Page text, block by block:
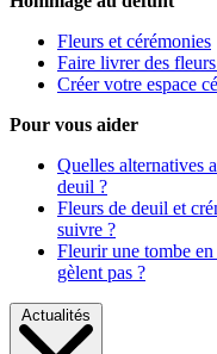
Fleurs et cérémonies
Faire livrer des
Créer votre espace
Pour vous aider
Quelles alternatives
deuil ?
Fleurs de deuil et
suivre ?
Fleurir une tombe
gèlent pas ?
Actualités